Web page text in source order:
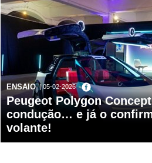
ENSAIO | 05-02-2026
Peugeot Polygon
condução… e já o
volante!